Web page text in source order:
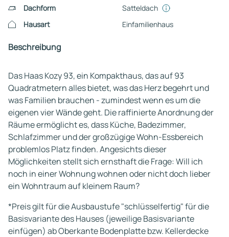
Dachform
Satteldach
Hausart
Einfamilienhaus
Beschreibung
Das Haas Kozy 93, ein Kompakthaus, das auf 93
Quadratmetern alles bietet, was das Herz begehrt und
was Familien brauchen - zumindest wenn es um die
eigenen vier Wände geht. Die raffinierte Anordnung der
Räume ermöglicht es, dass Küche, Badezimmer,
Schlafzimmer und der großzügige Wohn-Essbereich
problemlos Platz finden. Angesichts dieser
Möglichkeiten stellt sich ernsthaft die Frage: Will ich
noch in einer Wohnung wohnen oder nicht doch lieber
ein Wohntraum auf kleinem Raum?
*Preis gilt für die Ausbaustufe "schlüsselfertig" für die
Basisvariante des Hauses (jeweilige Basisvariante
einfügen) ab Oberkante Bodenplatte bzw. Kellerdecke